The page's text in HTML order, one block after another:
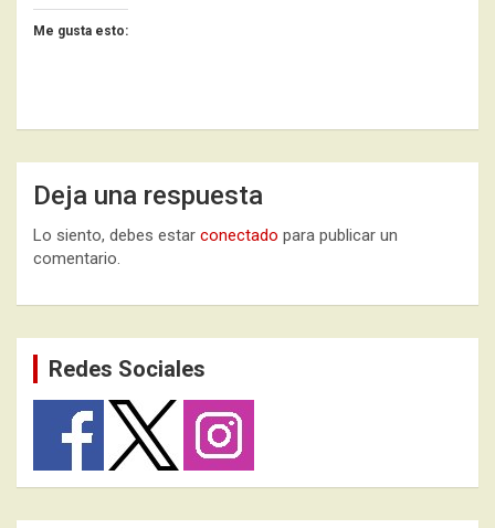
Me gusta esto:
Deja una respuesta
Lo siento, debes estar conectado para publicar un
comentario.
Redes Sociales